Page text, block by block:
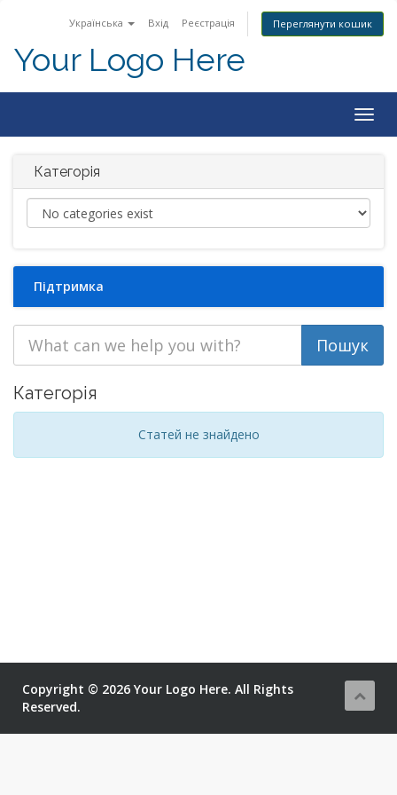
Українська Вхід Реєстрація Переглянути кошик
Your Logo Here
Категорія
Підтримка
Категорія
Статей не знайдено
Copyright © 2026 Your Logo Here. All Rights
Reserved.